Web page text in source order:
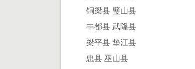
铜梁县 璧山县
丰都县 武隆县
梁平县 垫江县
忠县 巫山县